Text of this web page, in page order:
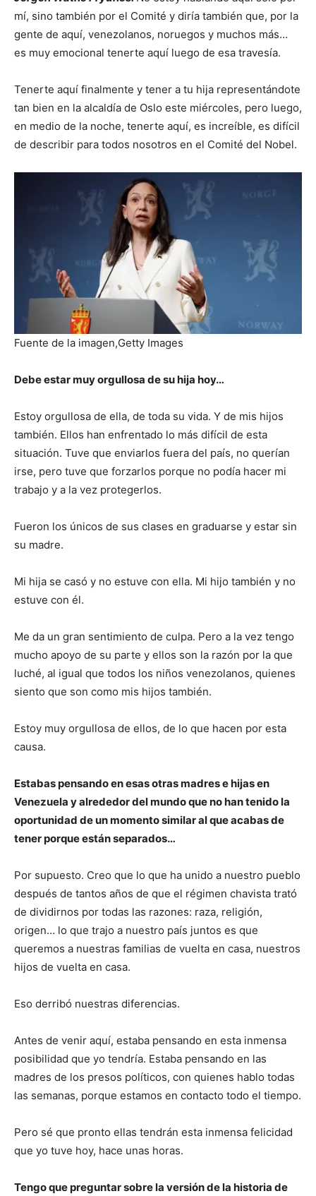
mí, sino también por el Comité y diría también que, por la
gente de aquí, venezolanos, noruegos y muchos más…
es muy emocional tenerte aquí luego de esa travesía.
Tenerte aquí finalmente y tener a tu hija representándote
tan bien en la alcaldía de Oslo este miércoles, pero luego,
en medio de la noche, tenerte aquí, es increíble, es difícil
de describir para todos nosotros en el Comité del Nobel.
Fuente de la imagen,Getty Images
Debe estar muy orgullosa de su hija hoy…
Estoy orgullosa de ella, de toda su vida. Y de mis hijos
también. Ellos han enfrentado lo más difícil de esta
situación. Tuve que enviarlos fuera del país, no querían
irse, pero tuve que forzarlos porque no podía hacer mi
trabajo y a la vez protegerlos.
Fueron los únicos de sus clases en graduarse y estar sin
su madre.
Mi hija se casó y no estuve con ella. Mi hijo también y no
estuve con él.
Me da un gran sentimiento de culpa. Pero a la vez tengo
mucho apoyo de su parte y ellos son la razón por la que
luché, al igual que todos los niños venezolanos, quienes
siento que son como mis hijos también.
Estoy muy orgullosa de ellos, de lo que hacen por esta
causa.
Estabas pensando en esas otras madres e hijas en
Venezuela y alrededor del mundo que no han tenido la
oportunidad de un momento similar al que acabas de
tener porque están separados…
Por supuesto. Creo que lo que ha unido a nuestro pueblo
después de tantos años de que el régimen chavista trató
de dividirnos por todas las razones: raza, religión,
origen… lo que trajo a nuestro país juntos es que
queremos a nuestras familias de vuelta en casa, nuestros
hijos de vuelta en casa.
Eso derribó nuestras diferencias.
Antes de venir aquí, estaba pensando en esta inmensa
posibilidad que yo tendría. Estaba pensando en las
madres de los presos políticos, con quienes hablo todas
las semanas, porque estamos en contacto todo el tiempo.
Pero sé que pronto ellas tendrán esta inmensa felicidad
que yo tuve hoy, hace unas horas.
Tengo que preguntar sobre la versión de la historia de